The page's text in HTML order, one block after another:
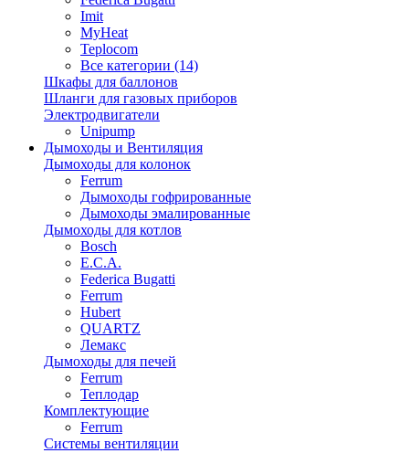
Imit
MyHeat
Teplocom
Все категории (14)
Шкафы для баллонов
Шланги для газовых приборов
Электродвигатели
Unipump
Дымоходы и Вентиляция
Дымоходы для колонок
Ferrum
Дымоходы гофрированные
Дымоходы эмалированные
Дымоходы для котлов
Bosch
E.C.A.
Federica Bugatti
Ferrum
Hubert
QUARTZ
Лемакс
Дымоходы для печей
Ferrum
Теплодар
Комплектующие
Ferrum
Системы вентиляции